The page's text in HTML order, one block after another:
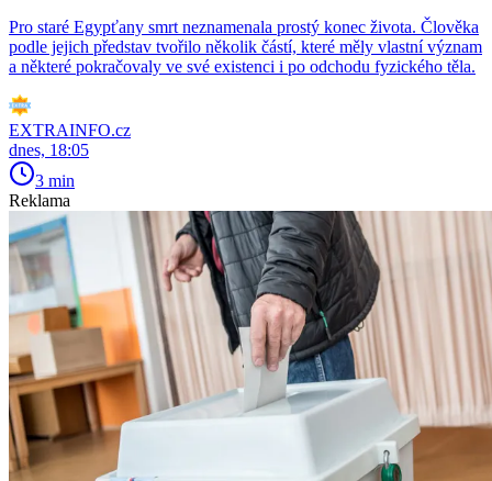
Pro staré Egypťany smrt neznamenala prostý konec života. Člověka
podle jejich představ tvořilo několik částí, které měly vlastní význam
a některé pokračovaly ve své existenci i po odchodu fyzického těla.
EXTRAINFO.cz
dnes, 18:05
3 min
Reklama